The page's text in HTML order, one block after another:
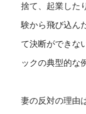
捨て、起業した
験から飛び込ん
て決断ができな
ックの典型的な
妻の反対の理由